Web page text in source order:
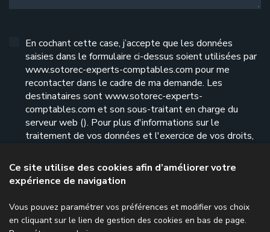
En cochant cette case, j’accepte que les données
saisies dans le formulaire ci-dessus soient utilisées par
www.sotorec-experts-comptables.com pour me
recontacter dans le cadre de ma demande. Les
destinataires sont www.sotorec-experts-
comptables.com et son sous-traitant en charge du
serveur web (). Pour plus d'informations sur le
traitement de vos données et l'exercice de vos droits,
Envoyer le formulaire
Ce site utilise des cookies afin d’améliorer votre
expérience de navigation
Vous pouvez paramétrer vos préférences et modifier vos choix
en cliquant sur le lien de gestion des cookies en bas de page.